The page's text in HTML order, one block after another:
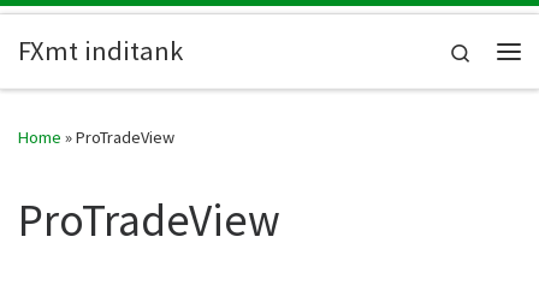
FXmt inditank
Search
Home »ProTradeView
ProTradeView